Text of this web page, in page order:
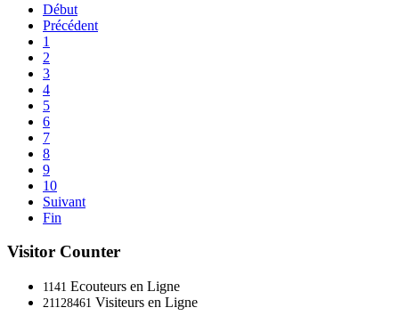
Début
Précédent
1
2
3
4
5
6
7
8
9
10
Suivant
Fin
Visitor Counter
1141 Ecouteurs en Ligne
21128461 Visiteurs en Ligne